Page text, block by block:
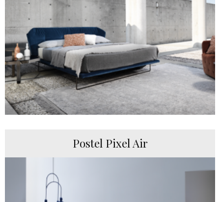
Postel Pixel Air